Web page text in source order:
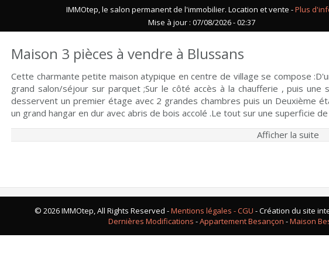
IMMOtep, le salon permanent de l'immobilier. Location et vente -Plus
Mise à jour : 07/08/2026 - 02:37
Maison 3 pièces à vendre à Blussans
Cette charmante petite maison atypique en centre de village se compose
grand salon/séjour sur parquet ;Sur le côté accès à la chaufferie , puis une
desservent un premier étage avec 2 grandes chambres puis un Deuxième
un grand hangar en dur avec abris de bois accolé .Le tout sur une superficie de
Afficher la suite
© 2026 IMMOtep, All Rights Reserved -Mentions légales - CGU - Création du site
Dernières Modifications -Appartement Besançon -Maison